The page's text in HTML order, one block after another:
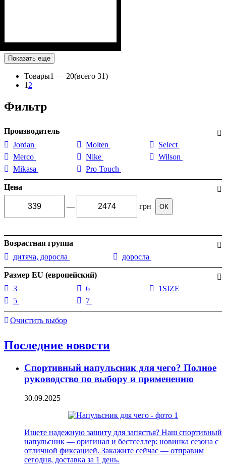
Показать еще
Товары1 — 20(всего 31)
1 2
Фильтр
Производитель
Jordan
Merco
Mikasa
Molten
Nike
Pro Touch
Select
Wilson
Цена
— грн ОК
Возрастная группа
дитяча, доросла
доросла
Размер EU (европейский)
3
5
6
7
1SIZE
Очистить выбор
Последние новости
Спортивный напульсник для чего? Полное
руководство по выбору и применению
30.09.2025
Ищете надежную защиту для запястья? Наш спортивный
напульсник — оригинал и бестселлер: новинка сезона с
отличной фиксацией. Закажите сейчас — отправим
сегодня, доставка за 1 день.